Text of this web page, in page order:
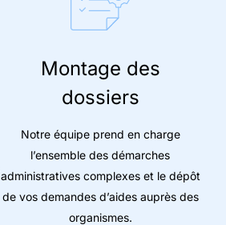
Montage des
dossiers
Notre équipe prend en charge
l’ensemble des démarches
administratives complexes et le dépôt
de vos demandes d’aides auprès des
organismes.